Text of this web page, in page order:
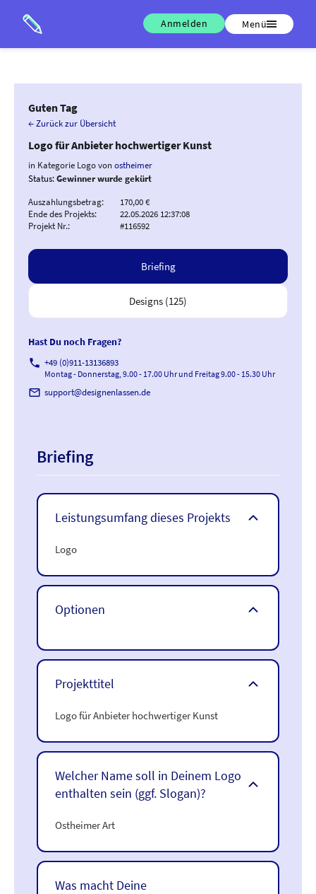
Anmelden Menü
Guten Tag
← Zurück zur Übersicht
Logo für Anbieter hochwertiger Kunst
in Kategorie Logo vonostheimer
Status:Gewinner wurde gekürt
Auszahlungsbetrag:
170,00 €
Ende des Projekts:
22.05.2026 12:37:08
Projekt Nr.:
#116592
Briefing
Designs (125)
Hast Du noch Fragen?
phone +49 (0)911-13136893
Montag - Donnerstag, 9.00 - 17.00 Uhr und Freitag 9.00 - 15.30 Uhr
mail_outline support@designenlassen.de
Briefing
Leistungsumfang dieses Projekts
Logo
Optionen
Projekttitel
Logo für Anbieter hochwertiger Kunst
Welcher Name soll in Deinem Logo
enthalten sein (ggf. Slogan)?
Ostheimer Art
Was macht Deine